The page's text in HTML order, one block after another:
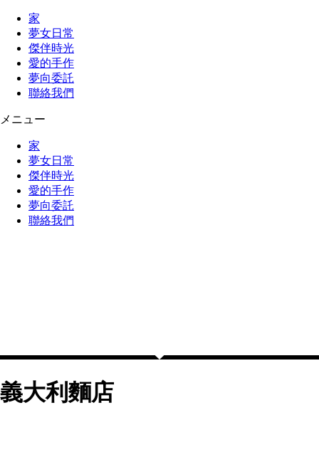
家
夢女日常
傑伴時光
愛的手作
夢向委託
聯絡我們
メニュー
家
夢女日常
傑伴時光
愛的手作
夢向委託
聯絡我們
義大利麵店